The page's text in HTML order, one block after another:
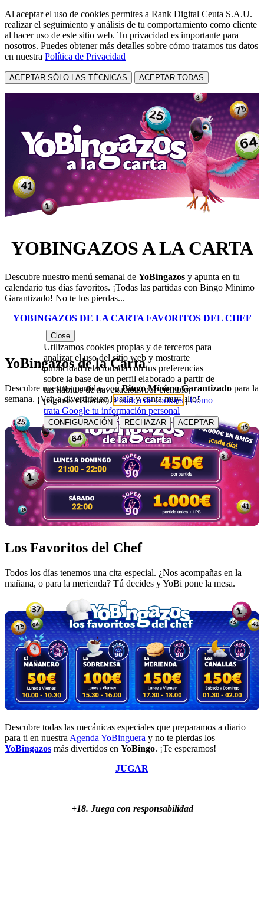
Al aceptar el uso de cookies permites a Rank Digital Ceuta S.A.U.
realizar el seguimiento y análisis de tu comportamiento como cliente
al hacer uso de este sitio web. Tu privacidad es importante para
nosotros. Puedes obtener más detalles sobre cómo tratamos tus datos
en nuestra Política de Privacidad
ACEPTAR SÓLO LAS TÉCNICAS ACEPTAR TODAS
YOBINGAZOS A LA CARTA
Descubre nuestro menú semanal de YoBingazos y apunta en tu
calendario tus días favoritos. ¡Todas las partidas con Bingo Minimo
Garantizado! No te los pierdas...
YOBINGAZOS DE LA CARTA FAVORITOS DEL CHEF
YoBingazos de la Carta
Descubre nuestras partidas conBingo Mínimo Garantizado para la
semana. ¡Ven a divertirte en la sala y canta muy alto!
Los Favoritos del Chef
Todos los días tenemos una cita especial. ¿Nos acompañas en la
mañana, o para la merienda? Tú decides y YoBi pone la mesa.
Descubre todas las mecánicas especiales que preparamos a diario
para ti en nuestra Agenda YoBinguera y no te pierdas los
YoBingazos más divertidos en YoBingo. ¡Te esperamos!
JUGAR
+18. Juega con responsabilidad
Close
Utilizamos cookies propias y de terceros para
analizar el uso del sitio web y mostrarte
publicidad relacionada con tus preferencias
sobre la base de un perfil elaborado a partir de
tus hábitos de navegación (por ejemplo,
páginas visitadas).Política de cookies|Cómo
trata Google tu información personal
CONFIGURACIÓN RECHAZAR ACEPTAR